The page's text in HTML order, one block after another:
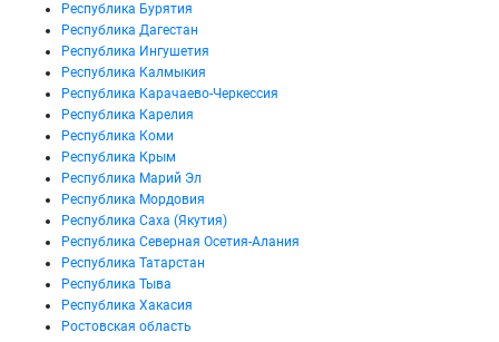
Республика Бурятия
Республика Дагестан
Республика Ингушетия
Республика Калмыкия
Республика Карачаево-Черкессия
Республика Карелия
Республика Коми
Республика Крым
Республика Марий Эл
Республика Мордовия
Республика Саха (Якутия)
Республика Северная Осетия-Алания
Республика Татарстан
Республика Тыва
Республика Хакасия
Ростовская область